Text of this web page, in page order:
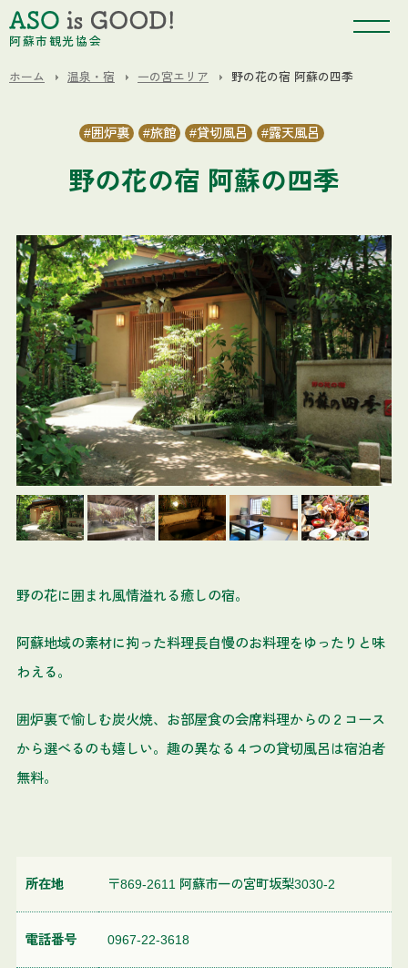
阿蘇市観光協会
ホーム 温泉・宿 一の宮エリア 野の花の宿 阿蘇の四季
囲炉裏 旅館 貸切風呂 露天風呂
野の花の宿 阿蘇の四季
野の花に囲まれ風情溢れる癒しの宿。
阿蘇地域の素材に拘った料理長自慢のお料理をゆったりと味
わえる。
囲炉裏で愉しむ炭火焼、お部屋食の会席料理からの２コース
から選べるのも嬉しい。趣の異なる４つの貸切風呂は宿泊者
無料。
所在地 〒869-2611 阿蘇市一の宮町坂梨3030-2
電話番号 0967-22-3618